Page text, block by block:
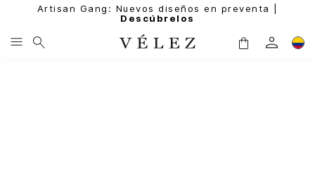
Artisan Gang: Nuevos diseños en preventa |
Descúbrelos